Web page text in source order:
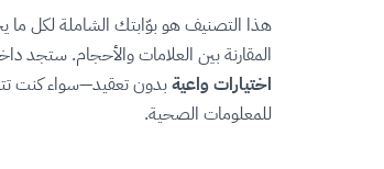
هذا التصنيف هو بوّابتك الشاملة لكل
المقارنة بين العلامات والأحجام.
اختيارات واعية
للمعلومات الصحية.